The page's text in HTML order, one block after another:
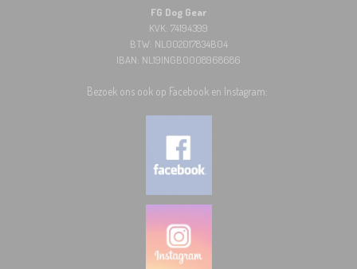
FG Dog Gear
KVK: 74194399
BTW: NL002017834B04
IBAN: NL19INGB0008968686
Bezoek ons ook op Facebook en Instagram: